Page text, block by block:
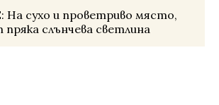
На сухо и проветриво място,
слънчева светлина